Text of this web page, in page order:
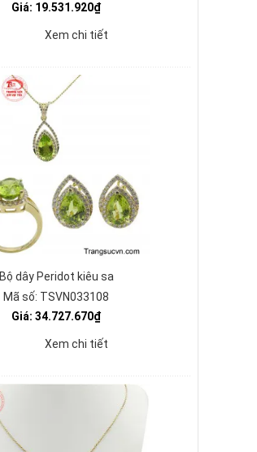
Giá: 19.531.920₫
Xem chi tiết
Bộ dây Peridot kiêu sa
Mã số: TSVN033108
Giá: 34.727.670₫
Xem chi tiết